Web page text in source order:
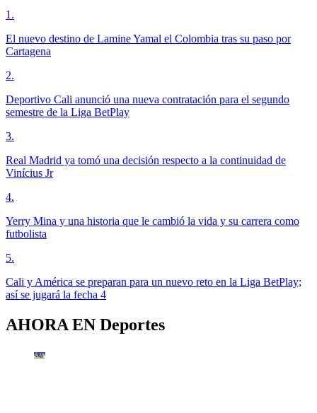
1 .
El nuevo destino de Lamine Yamal el Colombia tras su paso por
Cartagena
2.
Deportivo Cali anunció una nueva contratación para el segundo
semestre de la Liga BetPlay
3.
Real Madrid ya tomó una decisión respecto a la continuidad de
Vinícius Jr
4.
Yerry Mina y una historia que le cambió la vida y su carrera como
futbolista
5.
Cali y América se preparan para un nuevo reto en la Liga BetPlay;
así se jugará la fecha 4
AHORA EN Deportes